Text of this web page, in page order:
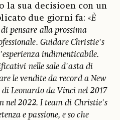
la sua decisioen con un
due giorni fa: «È
pensare alla prossima
Guidare Christie's
indimenticabile.
nelle sale d'asta di
le vendite da record a New
Leonardo da Vinci nel 2017
nel 2022. I team di Christie's
e passione, e so che